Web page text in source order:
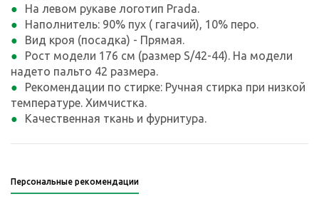
На левом рукаве логотип Prada.
Наполнитель: 90% пух ( гагачий), 10% перо.
Вид кроя (посадка) - Прямая.
Рост модели 176 см (размер S/42-44). На модели
надето пальто 42 размера.
Рекомендации по стирке: Ручная стирка при низкой
температуре. Химчистка.
Качественная ткань и фурнитура.
Персональные рекомендации